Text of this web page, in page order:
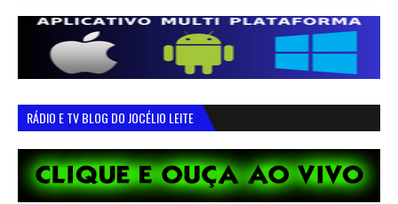
RÁDIO E TV BLOG DO JOCÉLIO LEITE